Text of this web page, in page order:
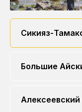
Сикияз-
Большие